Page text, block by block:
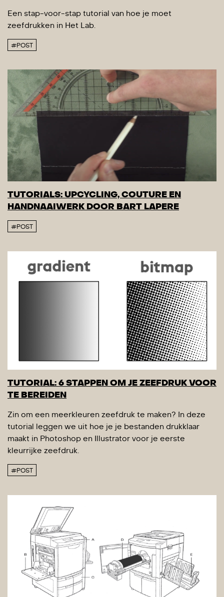
Een stap-voor-stap tutorial van hoe je moet
zeefdrukken in Het Lab.
#POST
TUTORIALS: UPCYCLING, COUTURE EN
HANDNAAIWERK DOOR BART LAPERE
#POST
TUTORIAL: 6 STAPPEN OM JE ZEEFDRUK VOOR
TE BEREIDEN
Zin om een meerkleuren zeefdruk te maken? In deze
tutorial leggen we uit hoe je je bestanden drukklaar
maakt in Photoshop en Illustrator voor je eerste
kleurrijke zeefdruk.
#POST